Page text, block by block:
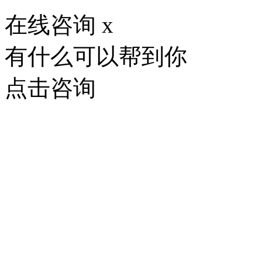
在线咨询 x
有什么可以帮到你
点击咨询